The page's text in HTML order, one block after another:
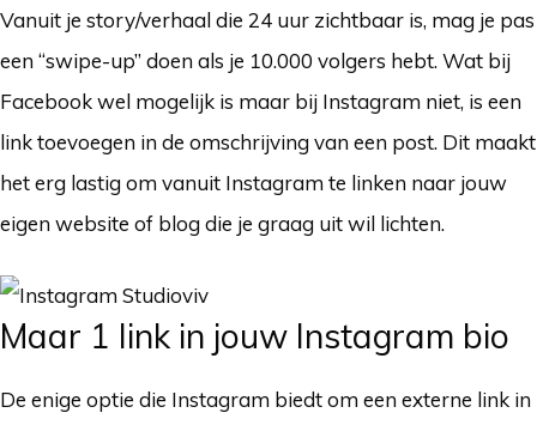
Vanuit je story/verhaal die 24 uur zichtbaar is, mag je pas
een “swipe-up” doen als je 10.000 volgers hebt. Wat bij
Facebook wel mogelijk is maar bij Instagram niet, is een
link toevoegen in de omschrijving van een post. Dit maakt
het erg lastig om vanuit Instagram te linken naar jouw
eigen website of blog die je graag uit wil lichten.
Maar 1 link in jouw Instagram bio
De enige optie die Instagram biedt om een externe link in